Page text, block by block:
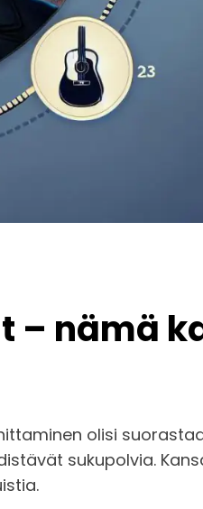
– nämä
olisi
sukupolvia.